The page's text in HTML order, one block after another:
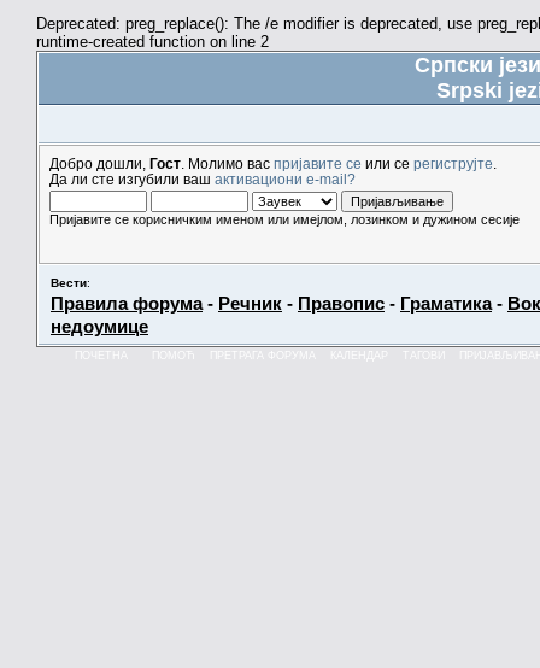
Deprecated: preg_replace(): The /e modifier is deprecated, use
runtime-created function on line 2
Српски
Srpski
Добро дошли, Гост . Молимо вас пријавите се или се региструјте
Да ли сте изгубили ваш активациони e-mail?
Пријавите се корисничким именом или имејлом, лозинком и дужином сесије
Вести:
Правила форума- Речник - Правопис - Граматика-
недоумице
КАЛЕНДАР